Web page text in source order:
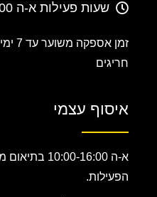
שעות פעילות א-ה 10:00-16:00
זמן אספקה משוער עד 7 ימי עסקים-
חריגים
איסוף עצמי
א-ה 10:00-
הפעילות.